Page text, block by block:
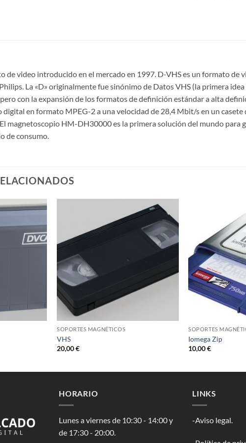
de video introducido en el mercado en 1997. D-VHS es un formato
La «D» originalmente fue sinónimo de Datos VHS (la primera
con la expansión de los formatos de definición estándar a alta
digital en formato MPEG-2 a una velocidad de 28,4 Mbit/s en un
magnetoscopio HM-DH30000 es la primera solución del mundo para
de consumo.
SOPORTES MAGNÉTICOS
VHS
20,00€
SOPORTES
Iomega Zip
10,00€
HORARIO
Lunes a viernes de 10:30 - 14:00 y
de 17:30 - 20:00.
LINKS
-Aviso legal.